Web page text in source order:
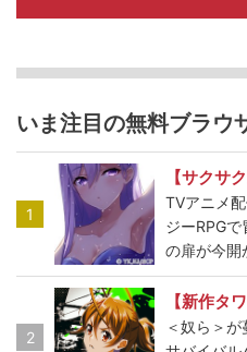
いま注目の無料ブラウ
1
【サクサ
TVアニメ
ジーRPG
の扉が今開
2
【新作タ
＜奴ら＞